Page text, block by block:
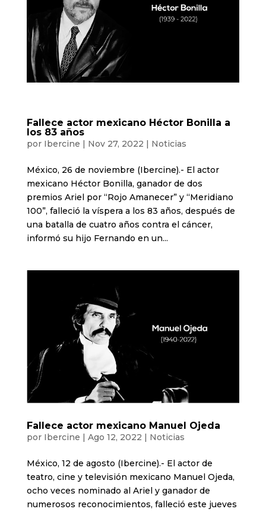
Fallece actor mexicano Héctor Bonilla a
los 83 años
por Ibercine | Nov 27, 2022 | Noticias
México, 26 de noviembre (Ibercine).- El actor
mexicano Héctor Bonilla, ganador de dos
premios Ariel por “Rojo Amanecer” y “Meridiano
100”, falleció la víspera a los 83 años, después de
una batalla de cuatro años contra el cáncer,
informó su hijo Fernando en un...
Fallece actor mexicano Manuel Ojeda
por Ibercine | Ago 12, 2022 | Noticias
México, 12 de agosto (Ibercine).- El actor de
teatro, cine y televisión mexicano Manuel Ojeda,
ocho veces nominado al Ariel y ganador de
numerosos reconocimientos, falleció este jueves